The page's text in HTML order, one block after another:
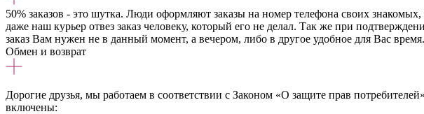
50% заказов - это шутка. Люди оформляют заказы на номер телефона своих
даже наш курьер отвез заказ человеку, который его не делал. Так же при
заказ Вам нужен не в данный момент, а вечером, либо в другое удобное для Вас время.
Обмен и возврат
Дорогие друзья, мы работаем в соответствии с Законом «О защите прав
включены: